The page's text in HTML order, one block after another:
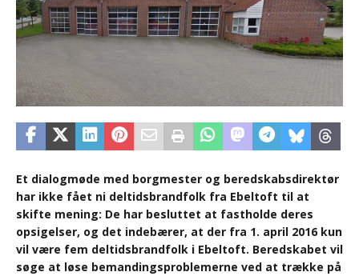
Et dialogmøde med borgmester og beredskabsdirektør
har ikke fået ni deltidsbrandfolk fra Ebeltoft til at
skifte mening: De har besluttet at fastholde deres
opsigelser, og det indebærer, at der fra 1. april 2016 kun
vil være fem deltidsbrandfolk i Ebeltoft. Beredskabet vil
søge at løse bemandingsproblemerne ved at trække på